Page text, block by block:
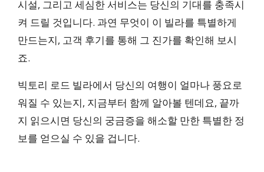
시설, 그리고 세심한 서비스는 당신의 기대를 충족시
켜 드릴 것입니다. 과연 무엇이 이 빌라를 특별하게
만드는지, 고객 후기를 통해 그 진가를 확인해 보시
죠.
빅토리 로드 빌라에서 당신의 여행이 얼마나 풍요로
워질 수 있는지, 지금부터 함께 알아볼 텐데요, 끝까
지 읽으시면 당신의 궁금증을 해소할 만한 특별한 정
보를 얻으실 수 있을 겁니다.